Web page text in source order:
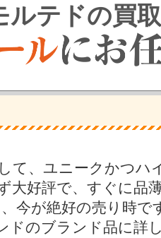
ルテドの買
て、ユニークかつ
大好評で、すぐに
今が絶好の売り時
ドのブランド品に